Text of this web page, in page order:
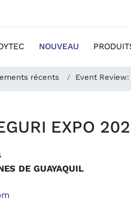
NOUVEAU
récents Event Review:
EXPO
DE GUAYAQUIL